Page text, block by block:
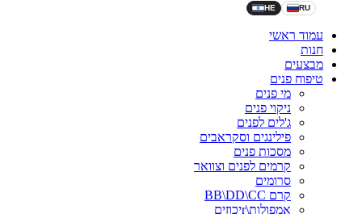
HE RU
עמוד ראשי
חנות
מבצעים
טיפוח פנים
מי פנים
ניקוי פנים
ג'לים לפנים
פילינגים וסקראבים
מסכות פנים
קרמים לפנים וצוואר
סרומים
קרם BB\DD\CC
אמפולות\rיכוזים